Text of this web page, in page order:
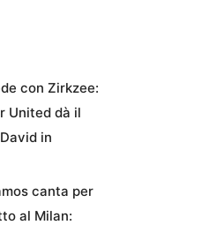
con Zirkzee:
United dà il
in
canta per
al Milan: